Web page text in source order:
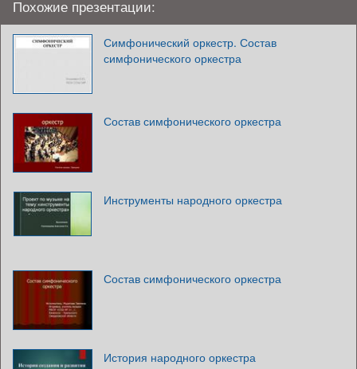
Похожие презентации:
Симфонический оркестр. Состав
симфонического оркестра
Состав симфонического оркестра
Инструменты народного оркестра
Состав симфонического оркестра
История народного оркестра